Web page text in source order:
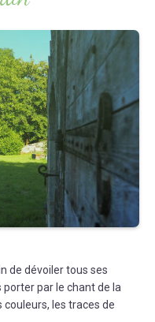
de dévoiler tous ses
porter par le chant de la
les traces de